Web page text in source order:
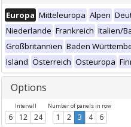
Europa Mitteleuropa Alpen
Niederlande Frankreich Italien/
Großbritannien Baden
Island Österreich Osteuropa
Options
Intervall
6 12 24
Number of panels in row
1 2 3 4 6